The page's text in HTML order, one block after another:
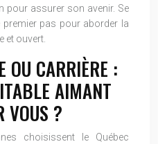
pour assurer son avenir. Se
pas pour aborder la
et ouvert.
OU CARRIÈRE :
AIMANT
VOUS ?
choisissent le Québec